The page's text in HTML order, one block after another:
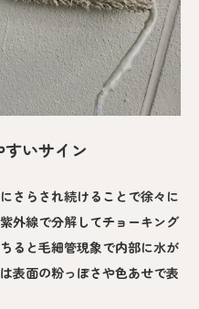
いサイン
さらされ続けることで徐々に
外線で分解してチョーキング
ると毛細管現象で内部に水が
表面の粉っぽさや色あせで表